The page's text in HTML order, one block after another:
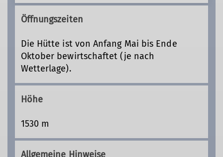
Öffnungszeiten
Die Hütte ist von Anfang Mai bis Ende
Oktober bewirtschaftet (je nach
Wetterlage).
Höhe
1530 m
Allgemeine Hinweise